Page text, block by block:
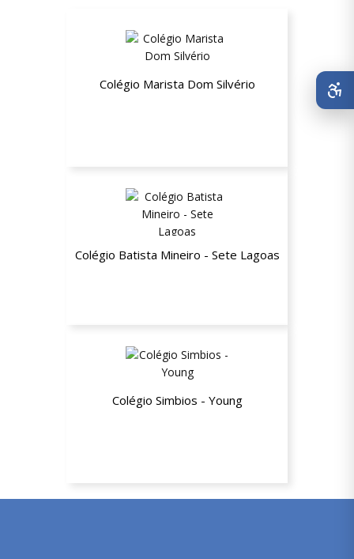
Colégio Marista Dom Silvério
Colégio Batista Mineiro - Sete Lagoas
Colégio Simbios - Young